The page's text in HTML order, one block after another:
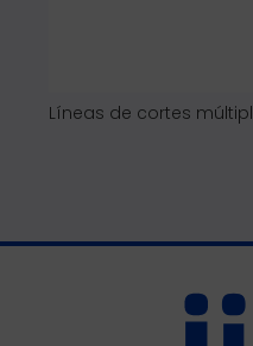
Línea de